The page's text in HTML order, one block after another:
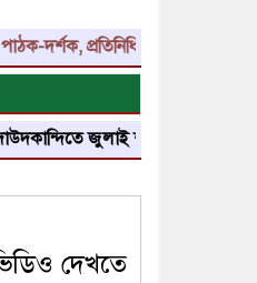
প্রতিনিধি, শুভাকাঙ্ক্ষী,
জুলাই শহীদ পরিবার ও জুলাই
দেখতে